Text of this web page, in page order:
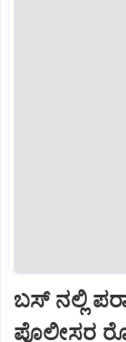
ಬಸ್‌ ನಲ್ಲಿ
ಪೊಲೀಸರ